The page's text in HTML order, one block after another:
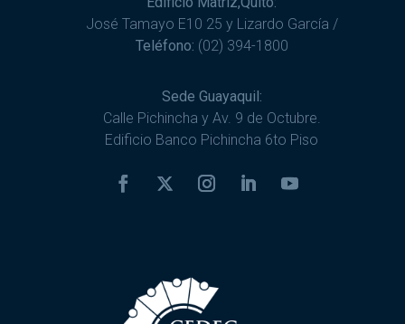
José Tamayo E10 25 y Lizardo García /
Teléfono: (02) 394-1800
Sede Guayaquil:
Calle Pichincha y Av. 9 de Octubre.
Edificio Banco Pichincha 6to Piso